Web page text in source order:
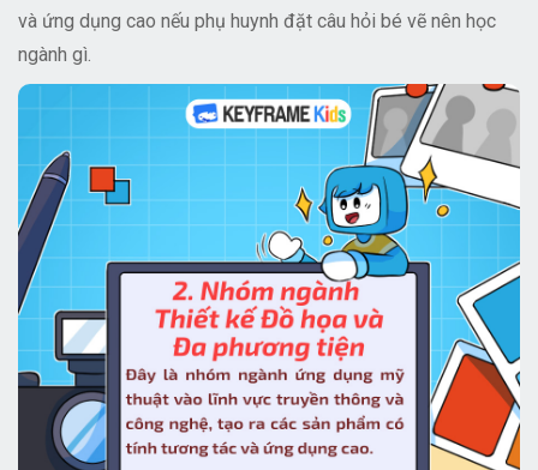
và ứng dụng cao nếu phụ huynh đặt câu hỏi bé vẽ nên học
ngành gì.